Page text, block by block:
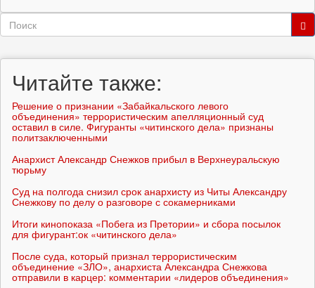
Форма
Читайте также:
Решение о признании «Забайкальского левого
объединения» террористическим апелляционный суд
оставил в силе. Фигуранты «читинского дела» признаны
политзаключенными
Анархист Александр Снежков прибыл в Верхнеуральскую
тюрьму
Суд на полгода снизил срок анархисту из Читы Александру
Снежкову по делу о разговоре с сокамерниками
Итоги кинопоказа «Побега из Претории» и сбора посылок
для фигурант:ок «читинского дела»
После суда, который признал террористическим
объединение «ЗЛО», анархиста Александра Снежкова
отправили в карцер: комментарии «лидеров объединения»